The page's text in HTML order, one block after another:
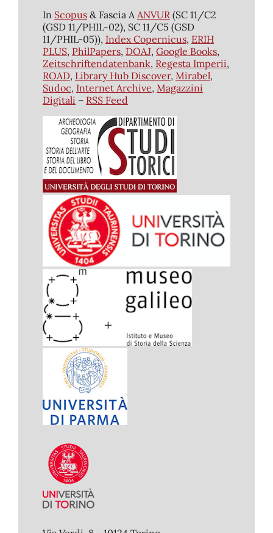
In Scopus& Fascia AANVUR(SC 11/C2
(GSD 11/PHIL-02), SC 11/C5 (GSD
11/PHIL-05)), Index Copernicus, ERIH
PLUS, PhilPapers, DOAJ, Google Books,
Zeitschriftendatenbank, Regesta Imperii,
ROAD, Library Hub Discover, Mirabel,
Sudoc, Internet Archive, Magazzini
Digitali – RSS Feed